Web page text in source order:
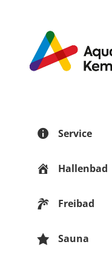
Service
Hallenbad
Freibad
Sauna